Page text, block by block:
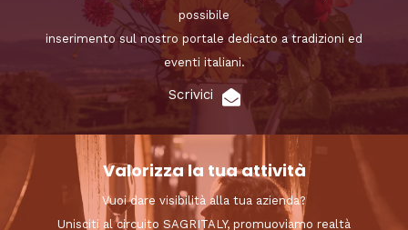
possibile
inserimento sul nostro portale dedicato a tradizioni ed
eventi italiani.
Scrivici
Valorizza la tua attività
Vuoi dare visibilità alla tua azienda?
Unisciti al circuito SAGRITALY, promuoviamo realtà